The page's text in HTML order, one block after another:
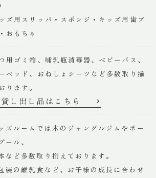
ズ用スリッパ・スポンジ・キッズ用歯ブ
おもちゃ
用ゴミ箱、哺乳瓶消毒器、ベビーバス、
ベッド、おねしょシーツなど多数取り揃
ります。
し出し品はこちら
ズルームでは木のジャングルジムやボー
ール、
など多数取り揃えております。
装の離乳食など、お子様の成長に合わせ